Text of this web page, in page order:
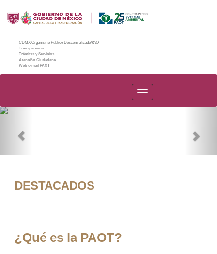
CDMX/Organismo Público Descentralizado/PAOT
Transparencia
Trámites y Servicios
Atención Ciudadana
Web e-mail PAOT
PAOT
DESTACADOS
¿Qué es la PAOT?